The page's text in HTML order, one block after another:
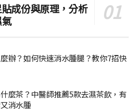
成份與原理，分析
辦？如何快速消水腫腿？教你7招快
麼茶？中醫師推薦5款去濕茶飲，有
消水腫